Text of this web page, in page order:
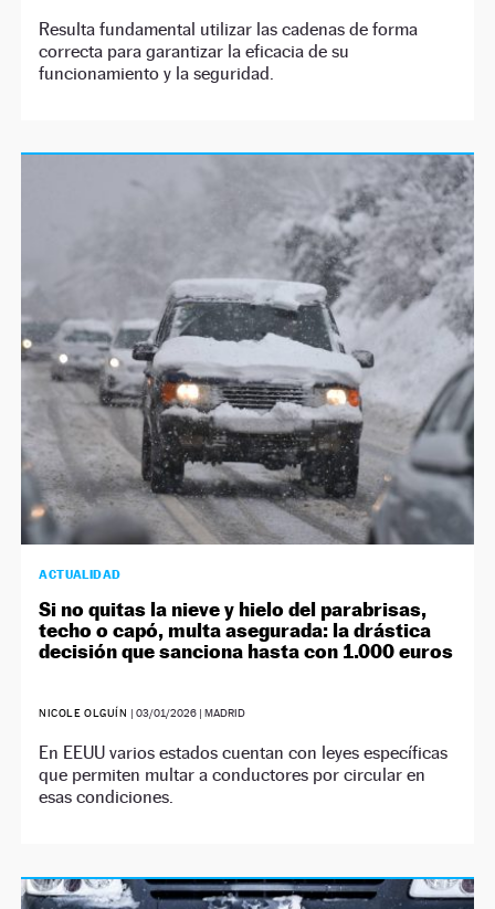
Resulta fundamental utilizar las cadenas de forma
correcta para garantizar la eficacia de su
funcionamiento y la seguridad.
ACTUALIDAD
Si no quitas la nieve y hielo del parabrisas,
techo o capó, multa asegurada: la drástica
decisión que sanciona hasta con 1.000 euros
NICOLE OLGUÍN | 03/01/2026| MADRID
En EEUU varios estados cuentan con leyes específicas
que permiten multar a conductores por circular en
esas condiciones.